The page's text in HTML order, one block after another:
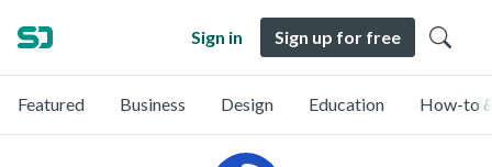
Sign in Sign up for free
Featured Business Design Education How-to